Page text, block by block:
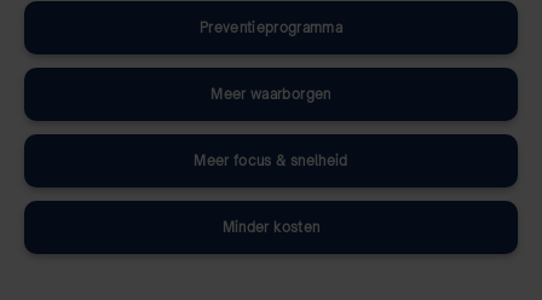
Preventieprogramma
Meer waarborgen
Meer focus & snelheid
Minder kosten